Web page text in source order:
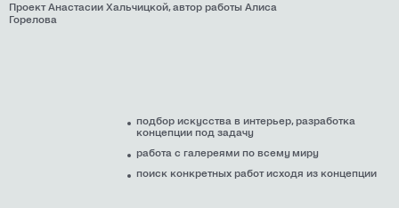
Проект Анастасии Хальчицкой, автор работы Алиса
Горелова
подбор искусства в интерьер, разработка
концепции под задачу
работа с галереями по всему миру
поиск конкретных работ исходя из концепции